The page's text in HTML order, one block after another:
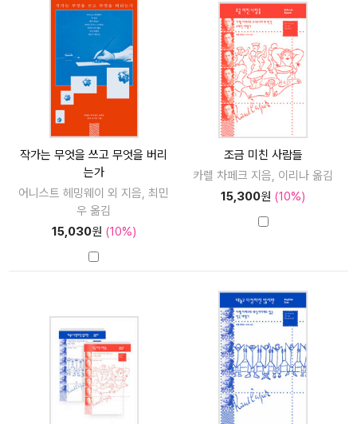
작가는 무엇을 쓰고 무엇을 버리
는가
어니스트 헤밍웨이 외 지음, 최민
우 옮김
15,030원 (10%)
조금 미친 사람들
카렐 차페크 지음, 이리나 옮김
15,300원 (10%)